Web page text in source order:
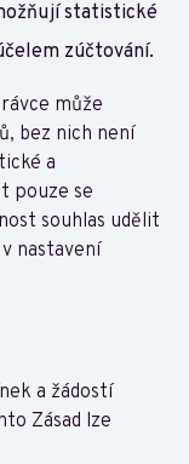
statistické
zúčtování.
může
bez nich není
a
pouze se
souhlas udělit
nastavení
a žádostí
Zásad lze